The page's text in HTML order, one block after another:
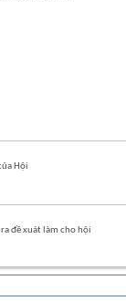
Hội
đề xuát làm cho hội